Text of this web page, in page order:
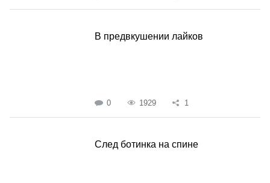
В предвкушении лайков
0 1929 1
След ботинка на спине